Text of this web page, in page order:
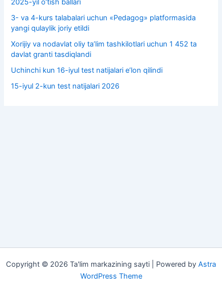
2025-yil o’tish ballari
3- va 4-kurs talabalari uchun «Pedagog» platformasida
yangi qulaylik joriy etildi
Xorijiy va nodavlat oliy taʼlim tashkilotlari uchun 1 452 ta
davlat granti tasdiqlandi
Uchinchi kun 16-iyul test natijalari e’lon qilindi
15-iyul 2-kun test natijalari 2026
Copyright © 2026 Ta'lim markazining sayti | Powered by Astra
WordPress Theme